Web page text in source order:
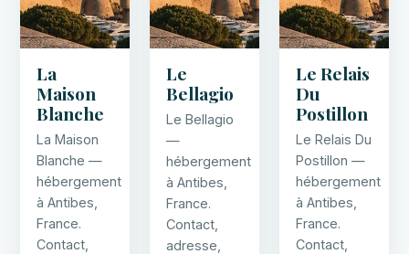
La
Maison
Blanche
La Maison
Blanche —
hébergement
à Antibes,
France.
Contact,
Le
Bellagio
Le Bellagio
—
hébergement
à Antibes,
France.
Contact,
adresse,
Le Relais
Du
Postillon
Le Relais Du
Postillon —
hébergement
à Antibes,
France.
Contact,